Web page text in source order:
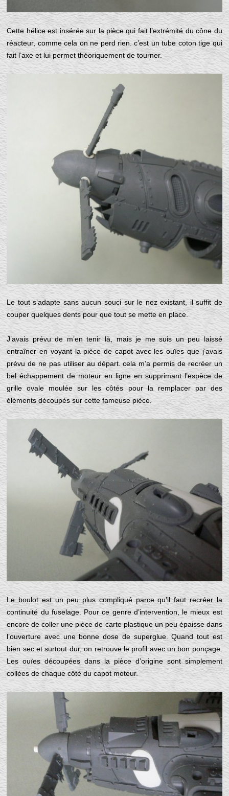
Cette hélice est insérée sur la pièce qui fait l’extrémité du cône du
réacteur, comme cela on ne perd rien. c’est un tube coton tige qui
fait l’axe et lui permet théoriquement de tourner.
Le tout s’adapte sans aucun souci sur le nez existant, il suffit de
couper quelques dents pour que tout se mette en place.
J’avais prévu de m’en tenir là, mais je me suis un peu laissé
entraîner en voyant la pièce de capot avec les ouïes que j’avais
prévu de ne pas utiliser au départ. cela m’a permis de recréer un
bel échappement de moteur en ligne en supprimant l’espèce de
grille ovale moulée sur les côtés pour la remplacer par des
éléments découpés sur cette fameuse pièce.
Le boulot est un peu plus compliqué parce qu’il faut recréer la
continuité du fuselage. Pour ce genre d’intervention, le mieux est
encore de coller une pièce de carte plastique un peu épaisse dans
l’ouverture avec une bonne dose de superglue. Quand tout est
bien sec et surtout dur, on retrouve le profil avec un bon ponçage.
Les ouïes découpées dans la pièce d’origine sont simplement
collées de chaque côté du capot moteur.